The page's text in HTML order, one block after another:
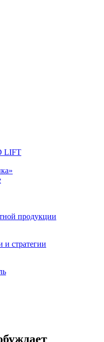
LIFT
продукции
и стратегии